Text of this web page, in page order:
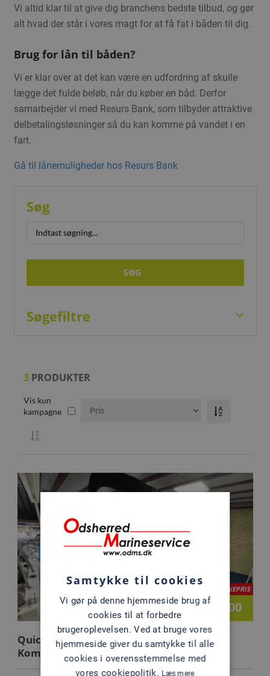
Vi altid klar til at give dig branchens bedste tilbud, og gør
alt hvad der står i vores magt for at få fat i båden til dig.
Brug for lån til båden?
Vi er klar over at det kan være en udfordring af skulle
lægge det fulde beløb, når du køber en båd. Derfor
samarbejder vi med Resurs Bank, som tilbyder attraktive
delbetalingsløsninger så du kan komme på vandet i en
fart.
Gå til lånemuligheder hos Resurs Bank
Søg
SØG
Søgefiltre
3PRODUKTER
Vis kun
kampagne
KAMPAGNEPRIS
Kr.265.000
Quicksilver 555 Cabin m/100 hk & udstyr
Komplet Flexiteek
Samtykke til cookies
Vi gør på denne hjemmeside brug af
cookies til at forbedre
brugeroplevelsen. Ved at bruge vores
hjemmeside giver du samtykke til alle
cookies i overensstemmelse med
vores cookiepolitik. Læs mere